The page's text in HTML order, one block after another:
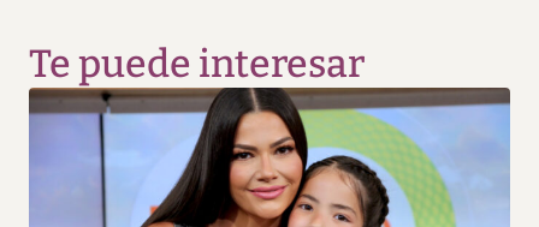
Te puede interesar